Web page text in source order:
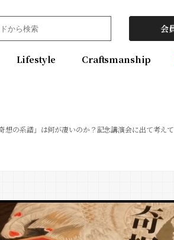
会
Lifestyle Craftsmanship
想の系譜」は何が凄いのか？記念講演会に出て考え